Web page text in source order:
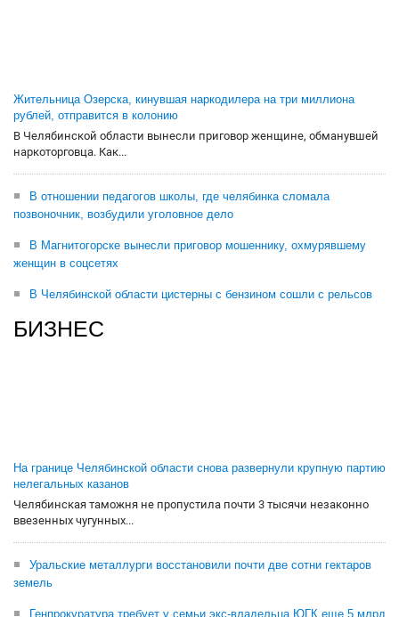
Жительница Озерска, кинувшая наркодилера на три миллиона
рублей, отправится в колонию
В Челябинской области вынесли приговор женщине, обманувшей
наркоторговца. Как...
В отношении педагогов школы, где челябинка сломала
позвоночник, возбудили уголовное дело
В Магнитогорске вынесли приговор мошеннику, охмурявшему
женщин в соцсетях
В Челябинской области цистерны с бензином сошли с рельсов
БИЗНЕС
На границе Челябинской области снова развернули крупную партию
нелегальных казанов
Челябинская таможня не пропустила почти 3 тысячи незаконно
ввезенных чугунных...
Уральские металлурги восстановили почти две сотни гектаров
земель
Генпрокуратура требует у семьи экс-владельца ЮГК еще 5 млрд